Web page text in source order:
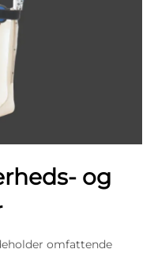
og
omfattende